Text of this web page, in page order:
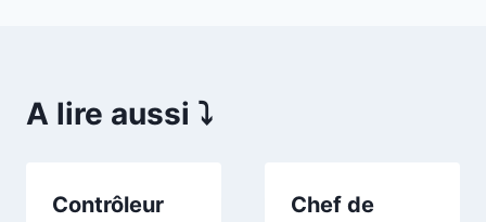
A lire aussi ⤵️
Contrôleur
Chef de